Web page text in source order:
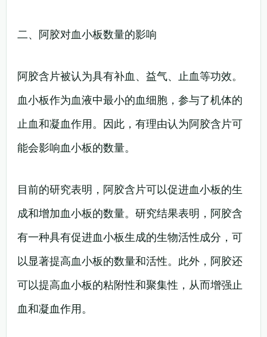
二、阿胶对血小板数量的影响
阿胶含片被认为具有补血、益气、止血等功效。
血小板作为血液中最小的血细胞，参与了机体的
止血和凝血作用。因此，有理由认为阿胶含片可
能会影响血小板的数量。
目前的研究表明，阿胶含片可以促进血小板的生
成和增加血小板的数量。研究结果表明，阿胶含
有一种具有促进血小板生成的生物活性成分，可
以显著提高血小板的数量和活性。此外，阿胶还
可以提高血小板的粘附性和聚集性，从而增强止
血和凝血作用。